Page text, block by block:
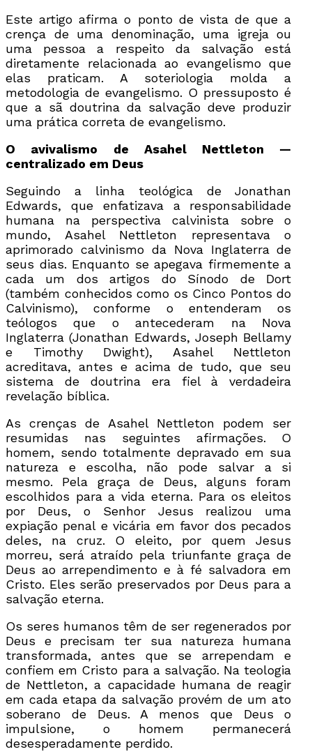
Este artigo afirma o ponto de vista de que a
crença de uma denominação, uma igreja ou
uma pessoa a respeito da salvação está
diretamente relacionada ao evangelismo que
elas praticam. A soteriologia molda a
metodologia de evangelismo. O pressuposto é
que a sã doutrina da salvação deve produzir
uma prática correta de evangelismo.
O avivalismo de Asahel Nettleton —
centralizado em Deus
Seguindo a linha teológica de Jonathan
Edwards, que enfatizava a responsabilidade
humana na perspectiva calvinista sobre o
mundo, Asahel Nettleton representava o
aprimorado calvinismo da Nova Inglaterra de
seus dias. Enquanto se apegava firmemente a
cada um dos artigos do Sínodo de Dort
(também conhecidos como os Cinco Pontos do
Calvinismo), conforme o entenderam os
teólogos que o antecederam na Nova
Inglaterra (Jonathan Edwards, Joseph Bellamy
e Timothy Dwight), Asahel Nettleton
acreditava, antes e acima de tudo, que seu
sistema de doutrina era fiel à verdadeira
revelação bíblica.
As crenças de Asahel Nettleton podem ser
resumidas nas seguintes afirmações. O
homem, sendo totalmente depravado em sua
natureza e escolha, não pode salvar a si
mesmo. Pela graça de Deus, alguns foram
escolhidos para a vida eterna. Para os eleitos
por Deus, o Senhor Jesus realizou uma
expiação penal e vicária em favor dos pecados
deles, na cruz. O eleito, por quem Jesus
morreu, será atraído pela triunfante graça de
Deus ao arrependimento e à fé salvadora em
Cristo. Eles serão preservados por Deus para a
salvação eterna.
Os seres humanos têm de ser regenerados por
Deus e precisam ter sua natureza humana
transformada, antes que se arrependam e
confiem em Cristo para a salvação. Na teologia
de Nettleton, a capacidade humana de reagir
em cada etapa da salvação provém de um ato
soberano de Deus. A menos que Deus o
impulsione, o homem permanecerá
desesperadamente perdido.